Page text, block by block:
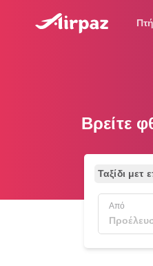
Βρείτε
Ταξίδι μετ
Από